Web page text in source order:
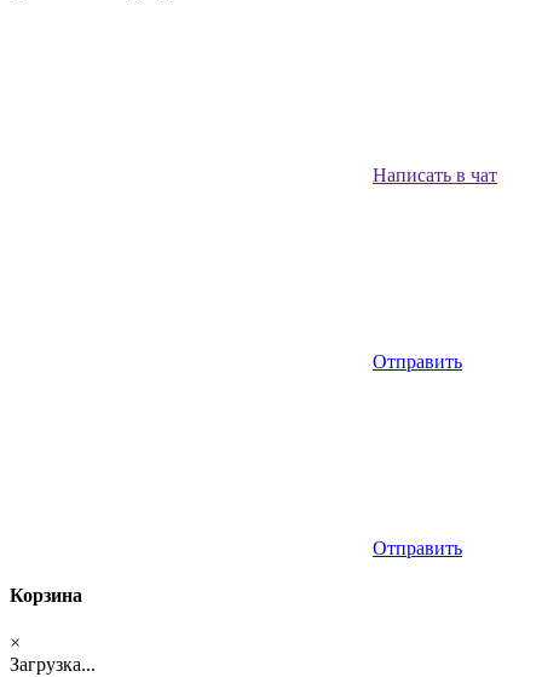
Написать в чат
Отправить
Отправить
Корзина
×
Загрузка...